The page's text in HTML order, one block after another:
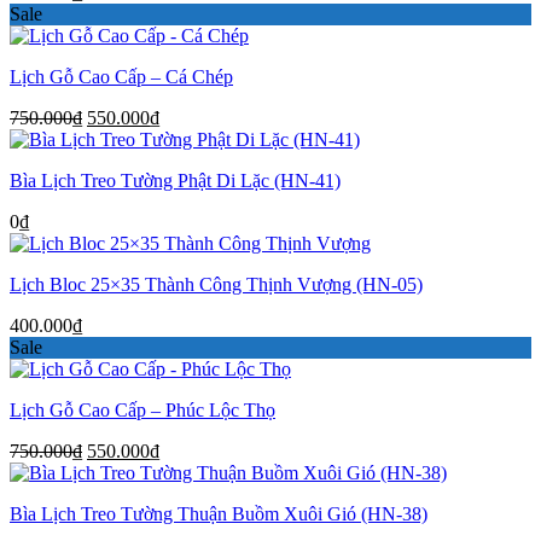
Sale
Lịch Gỗ Cao Cấp – Cá Chép
750.000₫ Giá
gốc
750.000₫.
550.000₫Giá
hiện
là:
Bìa Lịch Treo Tường Phật Di Lặc (HN-41)
0₫
Lịch Bloc 25×35 Thành Công Thịnh Vượng (HN-05)
400.000₫
Sale
Lịch Gỗ Cao Cấp – Phúc Lộc Thọ
750.000₫ Giá
gốc
750.000₫.
550.000₫Giá
hiện
là:
Bìa Lịch Treo Tường Thuận Buồm Xuôi Gió (HN-38)